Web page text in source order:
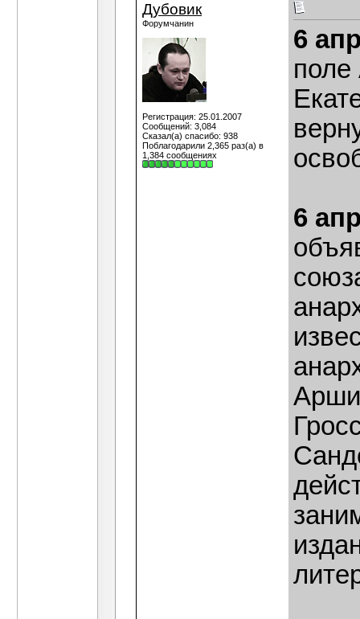
Дубовик
Форумчанин
Регистрация: 25.01.2007
Сообщений: 3,084
Сказал(а) спасибо: 938
Поблагодарили 2,365 раз(а) в
1,384 сообщениях
6
поле
6